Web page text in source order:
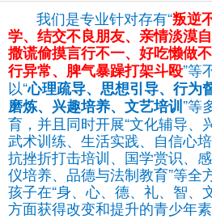
我们是专业针对存有“叛逆
学、结交不良朋友、亲情淡漠
撒谎偷摸言行不一、好吃懒做
行异常、脾气暴躁打架斗殴”等
以“心理疏导、思想引导、行为
磨炼、兴趣培养、文艺培训”等
育，并且同时开展“文化辅导、
武术训练、生活实践、自信心
抗挫折打击培训、国学赏识、
仪培养、品德与法制教育”等全
孩子在“身、心、德、礼、智、
方面获得改变和提升的青少年